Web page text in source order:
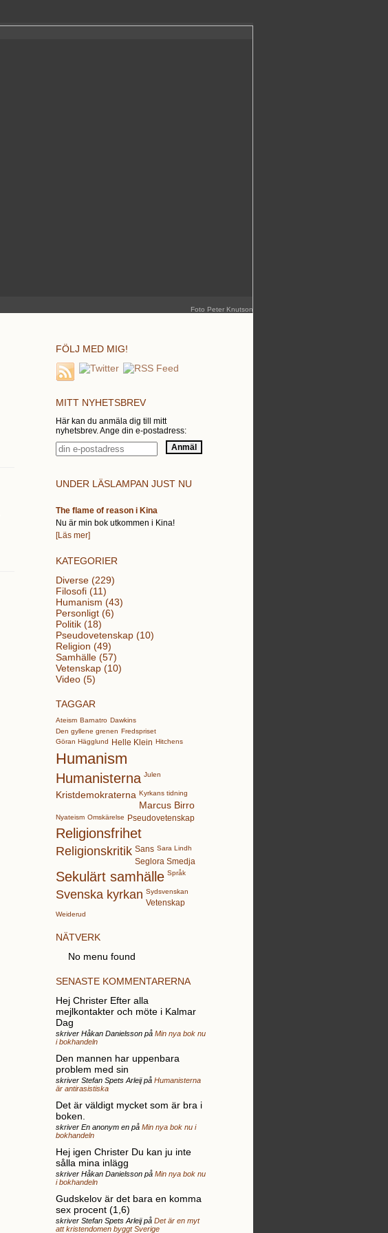
Foto Peter Knutson
FÖLJ MED MIG!
MITT NYHETSBREV
Här kan du anmäla dig till mitt
nyhetsbrev. Ange din e-postadress:
UNDER LÄSLAMPAN JUST NU
The flame of reason i Kina
Nu är min bok utkommen i Kina!
[Läs mer]
KATEGORIER
Diverse (229)
Filosofi (11)
Humanism (43)
Personligt (6)
Politik (18)
Pseudovetenskap (10)
Religion (49)
Samhälle (57)
Vetenskap (10)
Video (5)
TAGGAR
Ateism Barnatro Dawkins
Den gyllene grenen Fredspriset
Göran Hägglund
Helle Klein Hitchens
Humanism
Humanisterna Julen
Kristdemokraterna Kyrkans tidning
Marcus Birro
Nyateism Omskärelse Pseudovetenskap
Religionsfrihet
Religionskritik Sans Sara Lindh
Seglora Smedja
Sekulärt samhälle Språk
Svenska kyrkan Sydsvenskan
Vetenskap
Weiderud
NÄTVERK
No menu found
SENASTE KOMMENTARERNA
Hej Christer Efter alla
mejlkontakter och möte i Kalmar
Dag
skriver Håkan Danielsson på Min nya bok nu
i bokhandeln
Den mannen har uppenbara
problem med sin
skriver Stefan Spets Arleij på Humanisterna
är antirasistiska
Det är väldigt mycket som är bra i
boken.
skriver En anonym en på Min nya bok nu i
bokhandeln
Hej igen Christer Du kan ju inte
sålla mina inlägg
skriver Håkan Danielsson på Min nya bok nu
i bokhandeln
Gudskelov är det bara en komma
sex procent (1,6)
skriver Stefan Spets Arleij på Det är en myt
att kristendomen byggt Sverige